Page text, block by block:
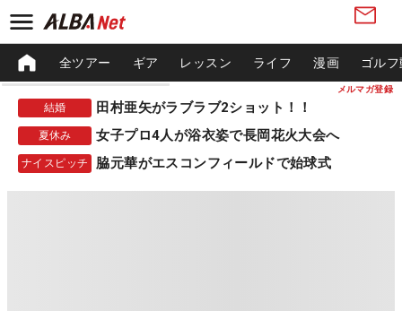
メルマガ登録
全ツアー ギア レッスン ライフ 漫画 ゴル
結婚 田村亜矢がラブラブ2ショット！！
夏休み 女子プロ4人が浴衣姿で長岡花火大会へ
ナイスピッチ 脇元華がエスコンフィールドで始球式